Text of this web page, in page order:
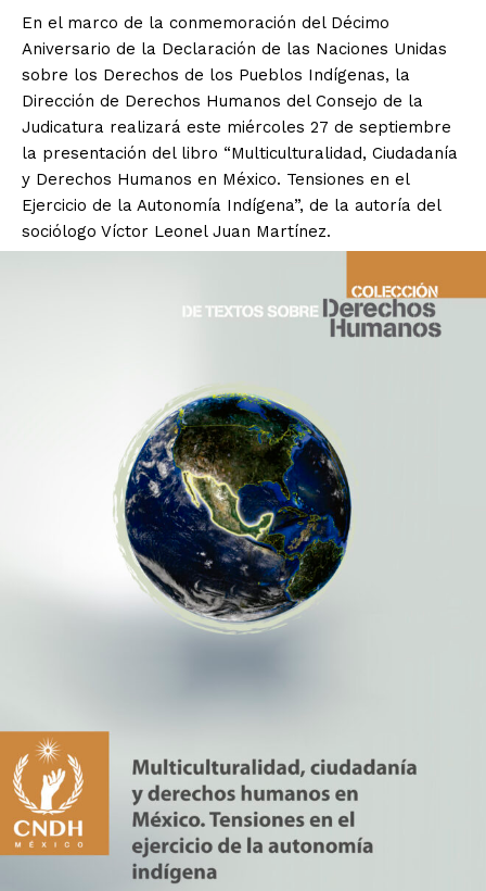
En el marco de la conmemoración del Décimo
Aniversario de la Declaración de las Naciones Unidas
sobre los Derechos de los Pueblos Indígenas, la
Dirección de Derechos Humanos del Consejo de la
Judicatura realizará este miércoles 27 de septiembre
la presentación del libro “Multiculturalidad, Ciudadanía
y Derechos Humanos en México. Tensiones en el
Ejercicio de la Autonomía Indígena”, de la autoría del
sociólogo Víctor Leonel Juan Martínez.